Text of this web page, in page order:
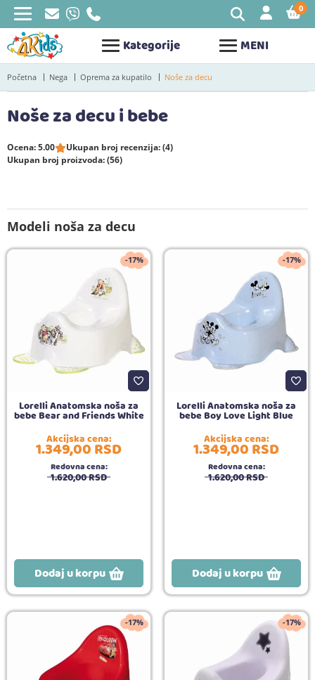
Kategorije MENI
0
Početna Nega Oprema za kupatilo Noše za decu
Noše za decu i bebe
Ocena: 5.00
Ukupan broj recenzija: (4)
Ukupan broj proizvoda: (56)
Modeli noša za decu
-17%
Lorelli Anatomska noša za
bebe Bear and Friends White
Akcijska cena:
1.349,00RSD
Redovna cena:
1.620,00RSD
Dodaj u korpu
-17%
Lorelli Anatomska noša za
bebe Boy Love Light Blue
Akcijska cena:
1.349,00RSD
Redovna cena:
1.620,00RSD
Dodaj u korpu
-17% -17%